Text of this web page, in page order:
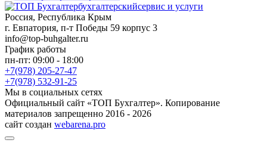
бухгалтерскийсервис и услуги
Россия, Республика Крым
г. Евпатория, п-т Победы 59 корпус 3
info@top-buhgalter.ru
График работы
пн-пт: 09:00 - 18:00
+7(978) 205-27-47
+7(978) 532-91-25
Мы в социальных сетях
Официальный сайт «ТОП Бухгалтер». Копирование
материалов запрещенно 2016 - 2026
сайт создан webarena.pro